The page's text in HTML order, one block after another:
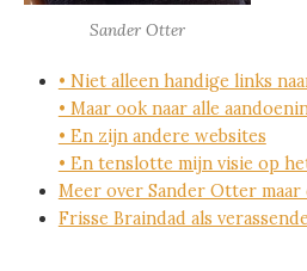
Sander Otter
• Niet alleen handige links
• Maar ook naar alle
• En zijn andere websites
• En tenslotte mijn visie op
Meer over Sander Otter
Frisse Braindad als